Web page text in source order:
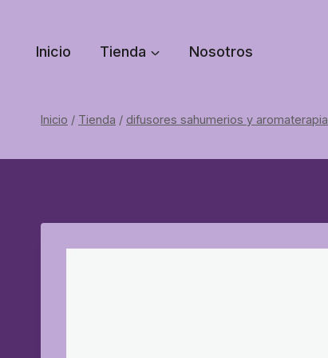
contenido
Inicio Tienda Nosotros
Inicio / Tienda / difusores sahumerios y aromaterapia